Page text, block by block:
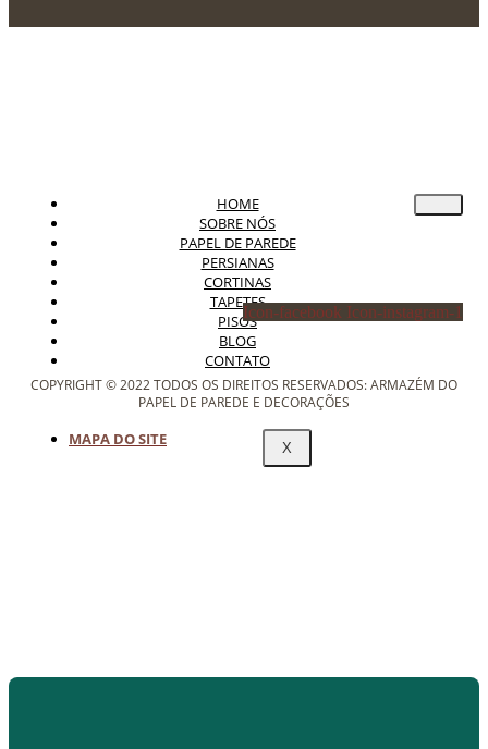
HOME
SOBRE NÓS
PAPEL DE PAREDE
PERSIANAS
CORTINAS
TAPETES
PISOS
BLOG
CONTATO
X
Icon-facebook Icon-instagram-1
COPYRIGHT © 2022 TODOS OS DIREITOS RESERVADOS: ARMAZÉM DO
PAPEL DE PAREDE E DECORAÇÕES
MAPA DO SITE